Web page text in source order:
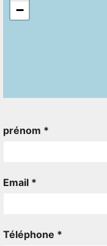
−
prénom *
Email *
Téléphone *